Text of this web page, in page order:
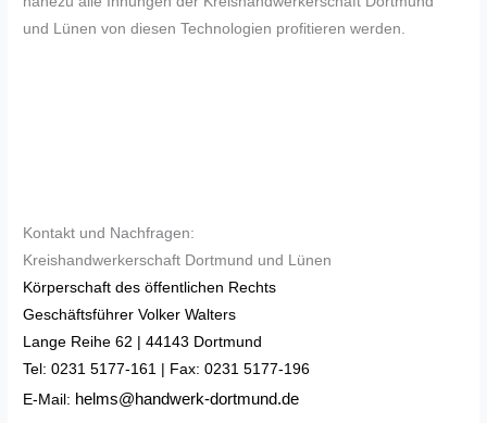
und Lünen von diesen Technologien profitieren werden.
Kontakt und Nachfragen:
Kreishandwerkerschaft Dortmund und Lünen
Körperschaft des öffentlichen Rechts
Geschäftsführer Volker Walters
Lange Reihe 62 | 44143 Dortmund
Tel: 0231 5177-161 | Fax: 0231 5177-196
E-Mail: helms@handwerk-dortmund.de